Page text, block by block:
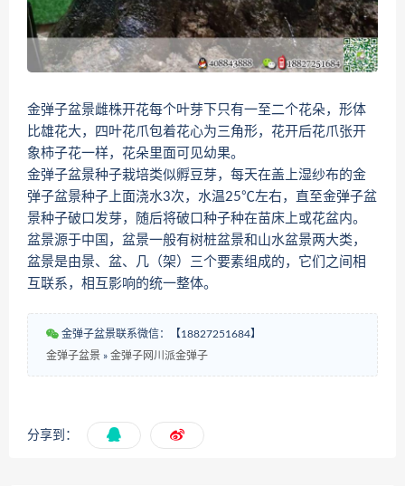
金弹子盆景雌株开花每个叶芽下只有一至二个花朵，形体
比雄花大，四叶花爪包着花心为三角形，花开后花爪张开
象柿子花一样，花朵里面可见幼果。
金弹子盆景种子栽培类似孵豆芽，每天在盖上湿纱布的金
弹子盆景种子上面浇水3次，水温25℃左右，直至金弹子盆
景种子破口发芽，随后将破口种子种在苗床上或花盆内。
盆景源于中国，盆景一般有树桩盆景和山水盆景两大类，
盆景是由景、盆、几（架）三个要素组成的，它们之间相
互联系，相互影响的统一整体。
金弹子盆景联系微信：【18827251684】
金弹子盆景 » 金弹子网川派金弹子
分享到：